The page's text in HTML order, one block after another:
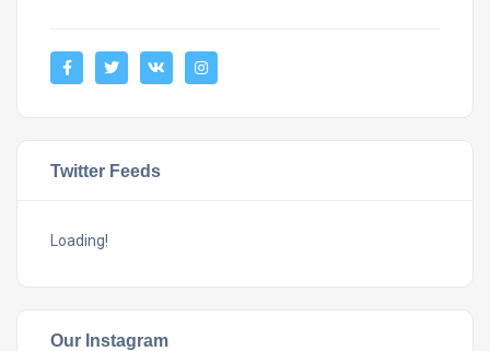
Twitter Feeds
Loading!
Our Instagram